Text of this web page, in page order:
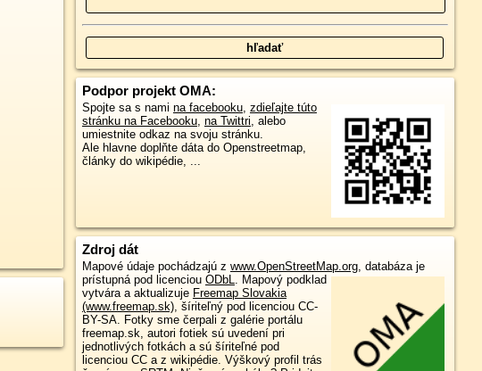
Podpor projekt OMA:
Spojte sa s nami na facebooku, zdieľajte túto
stránku na Facebooku, na Twittri, alebo
umiestnite odkaz na svoju stránku.
Ale hlavne doplňte dáta do Openstreetmap,
články do wikipédie, ...
Zdroj dát
Mapové údaje pochádzajú z www.OpenStreetMap.org, databáza je
prístupná pod licenciou ODbL. Mapový podklad
vytvára a aktualizuje Freemap Slovakia
(www.freemap.sk), šíriteľný pod licenciou CC-
BY-SA. Fotky sme čerpali z galérie portálu
freemap.sk, autori fotiek sú uvedení pri
jednotlivých fotkách a sú šíriteľné pod
licenciou CC a z wikipédie. Výškový profil trás